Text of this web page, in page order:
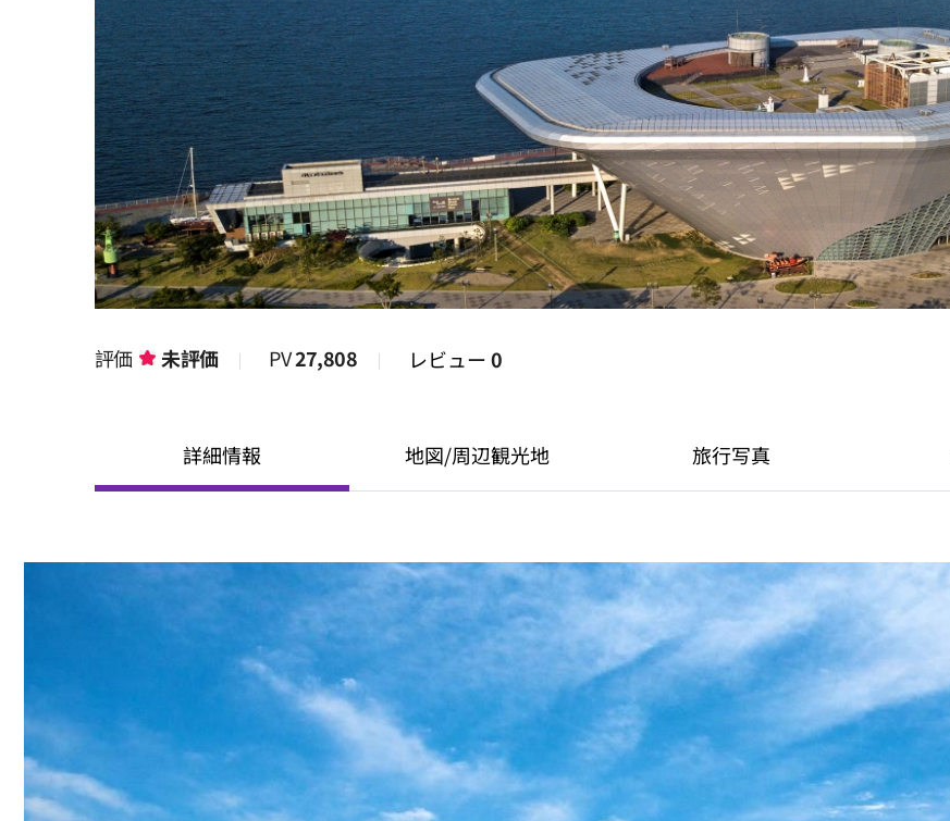
評価 未評価 PV27,808 レビュー0
詳細情報 地図/周辺観光地 旅行写真